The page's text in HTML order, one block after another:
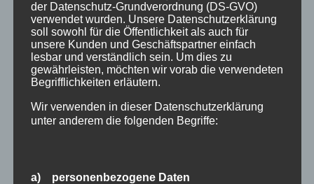
der Datenschutz-Grundverordnung (DS-GVO)
verwendet wurden. Unsere Datenschutzerklärung
soll sowohl für die Öffentlichkeit als auch für
unsere Kunden und Geschäftspartner einfach
lesbar und verständlich sein. Um dies zu
gewährleisten, möchten wir vorab die verwendeten
Begrifflichkeiten erläutern.
Wir verwenden in dieser Datenschutzerklärung
unter anderem die folgenden Begriffe:
a) personenbezogene Daten